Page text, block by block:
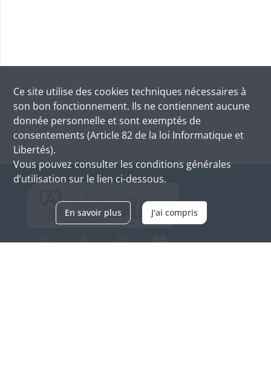
Ce site utilise des cookies techniques nécessaires à
son bon fonctionnement. Ils ne contiennent aucune
donnée personnelle et sont exemptés de
consentements (Article 82 de la loi Informatique et
Libertés).
Vous pouvez consulter les conditions générales
d’utilisation sur le lien ci-dessous.
En savoir plus J'ai compris